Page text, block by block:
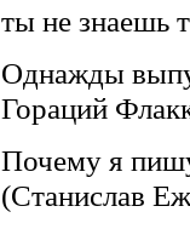
ты не знаешь
Однажды
Гораций
Почему я
(Станислав